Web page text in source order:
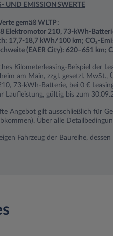
UND EMISSIONSWERTE
gemäß WLTP:
Elektromotor 210, 73-kWh-
17,7-18,7 kWh/100 km; CO₂-
(EAER City): 620–651 km;
Kilometerleasing-Beispiel der
am Main, zzgl. gesetzl.
73-kWh-Batterie, bei 0 €
Laufleistung, gültig bis zum
Angebot gilt ausschließlich für
Über alle
Fahrzeug der Baureihe,